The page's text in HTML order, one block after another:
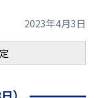
2023年4月3日